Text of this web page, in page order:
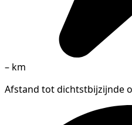
– km
Afstand tot dichtstbijzijnde